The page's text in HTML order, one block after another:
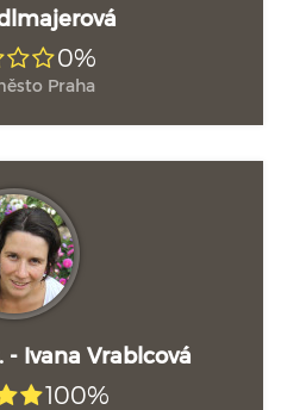
0%
Praha
- Ivana Vrablcová
100%